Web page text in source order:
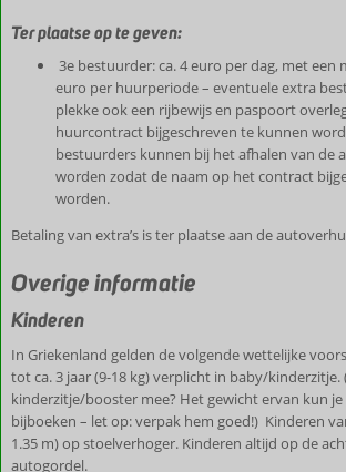
Ter plaatse op te geven:
3e bestuurder: ca. 4 euro per dag, met een
euro per huurperiode – eventuele extra
plekke ook een rijbewijs en paspoort
huurcontract bijgeschreven te kunnen
bestuurders kunnen bij het afhalen van de
worden zodat de naam op het contract
worden.
Betaling van extra’s is ter plaatse aan de
Overige informatie
Kinderen
In Griekenland gelden de volgende wettelijke
tot ca. 3 jaar (9-18 kg) verplicht in baby/kinderzitje.
kinderzitje/booster mee? Het gewicht ervan kun je
bijboeken – let op: verpak hem goed!) Kinderen
1.35 m) op stoelverhoger. Kinderen altijd op de
autogordel.